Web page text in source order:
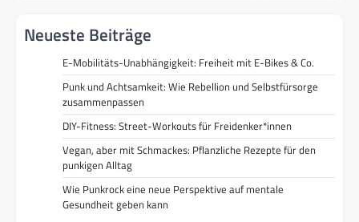
Neueste Beiträge
E-Mobilitäts-Unabhängigkeit: Freiheit mit E-Bikes & Co.
Punk und Achtsamkeit: Wie Rebellion und Selbstfürsorge
zusammenpassen
DIY-Fitness: Street-Workouts für Freidenker*innen
Vegan, aber mit Schmackes: Pflanzliche Rezepte für den
punkigen Alltag
Wie Punkrock eine neue Perspektive auf mentale
Gesundheit geben kann